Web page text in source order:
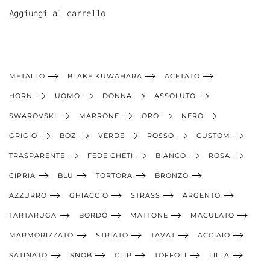
Aggiungi al carrello
METALLO BLAKE KUWAHARA ACETATO
HORN UOMO DONNA ASSOLUTO
SWAROVSKI MARRONE ORO NERO
GRIGIO BOZ VERDE ROSSO CUSTOM
TRASPARENTE FEDE CHETI BIANCO ROSA
CIPRIA BLU TORTORA BRONZO
AZZURRO GHIACCIO STRASS ARGENTO
TARTARUGA BORDÒ MATTONE MACULATO
MARMORIZZATO STRIATO TAVAT ACCIAIO
SATINATO SNOB CLIP TOFFOLI LILLA